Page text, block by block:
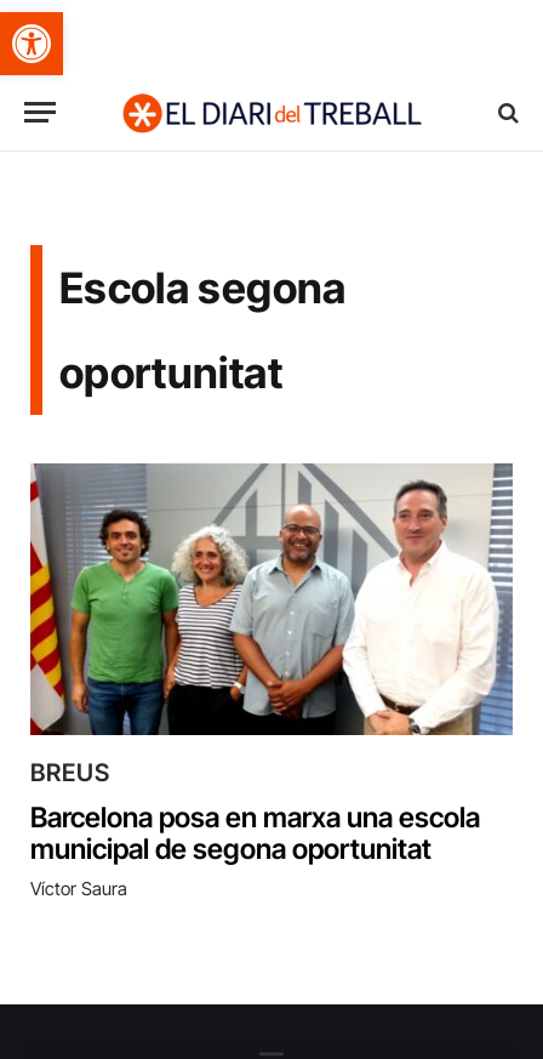
Obre la barra d'eines
Escola segona
oportunitat
BREUS
Barcelona posa en marxa una escola
municipal de segona oportunitat
Víctor Saura